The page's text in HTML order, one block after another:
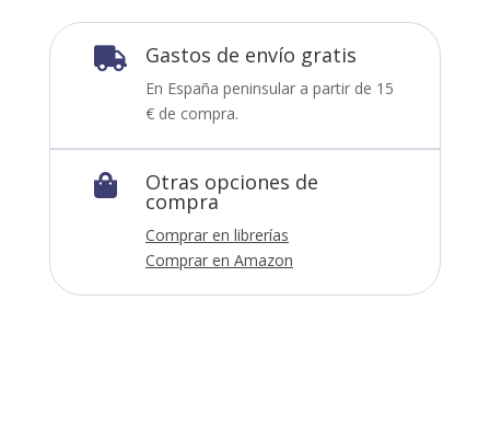
 Gastos de envío gratis
En España peninsular a partir de 15
€ de compra.
 Otras opciones de
compra
Comprar en librerías
Comprar en Amazon